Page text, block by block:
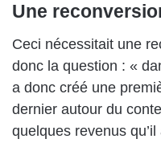
Une
Ceci nécessitait une
donc la question : «
a donc créé une
dernier autour du
quelques revenus